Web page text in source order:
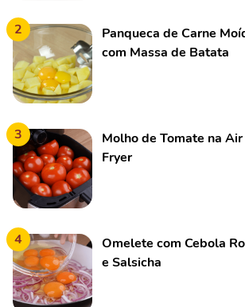
2
Panqueca de Carne
com Massa de Batata
3
Molho de Tomate na Air
Fryer
4
Omelete com Cebola
e Salsicha